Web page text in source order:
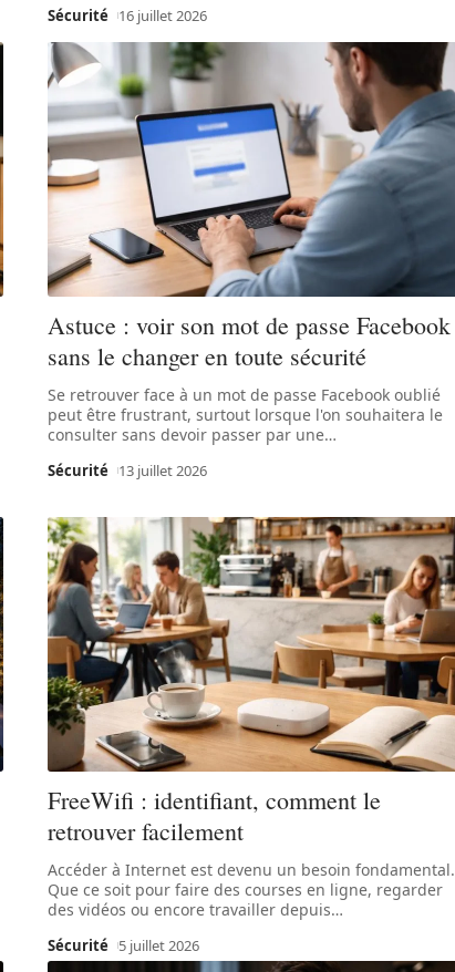
Sécurité 16 juillet 2026
Astuce : voir son mot de passe Facebook
sans le changer en toute sécurité
Se retrouver face à un mot de passe Facebook oublié
peut être frustrant, surtout lorsque l'on souhaitera le
consulter sans devoir passer par une…
Sécurité 13 juillet 2026
FreeWifi : identifiant, comment le
retrouver facilement
Accéder à Internet est devenu un besoin fondamental.
Que ce soit pour faire des courses en ligne, regarder
des vidéos ou encore travailler depuis…
Sécurité 5 juillet 2026